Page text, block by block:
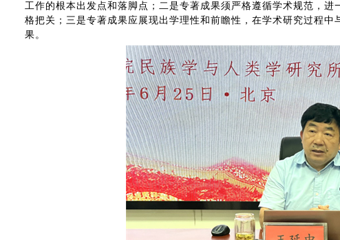
工作的根本出发点和落脚点；二是专著成果须严格遵循学术规范，
格把关；三是专著成果应展现出学理性和前瞻性，在学术研究过程
果。